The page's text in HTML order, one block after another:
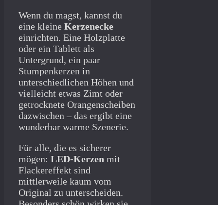
Wenn du magst, kannst du
eine kleine Kerzenecke
einrichten. Eine Holzplatte
oder ein Tablett als
Untergrund, ein paar
Stumpenkerzen in
unterschiedlichen Höhen und
vielleicht etwas Zimt oder
getrocknete Orangenscheiben
dazwischen – das ergibt eine
wunderbar warme Szenerie.
Für alle, die es sicherer
mögen: LED-Kerzen mit
Flackereffekt sind
mittlerweile kaum vom
Original zu unterscheiden.